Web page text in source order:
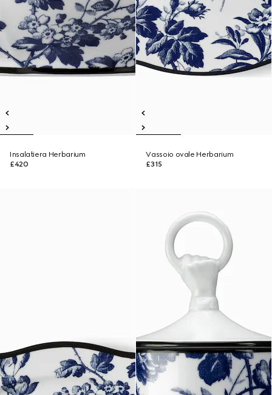
Insalatiera Herbarium
£420
Vassoio ovale Herbarium
£315